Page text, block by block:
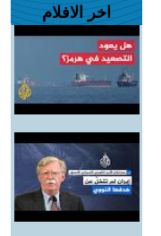
اخر الافلام